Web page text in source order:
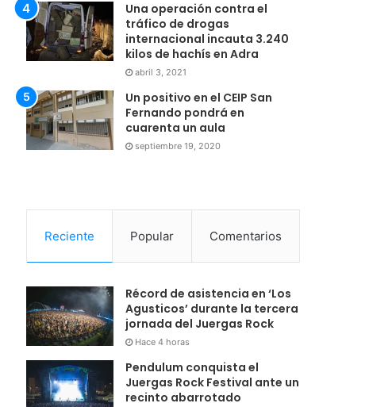
Una operación contra el
tráfico de drogas
internacional incauta 3.240
kilos de hachís en Adra
abril 3, 2021
Un positivo en el CEIP San
Fernando pondrá en
cuarenta un aula
septiembre 19, 2020
Reciente Popular Comentarios
Récord de asistencia en ‘Los
Agusticos’ durante la tercera
jornada del Juergas Rock
Hace 4 horas
Pendulum conquista el
Juergas Rock Festival ante un
recinto abarrotado